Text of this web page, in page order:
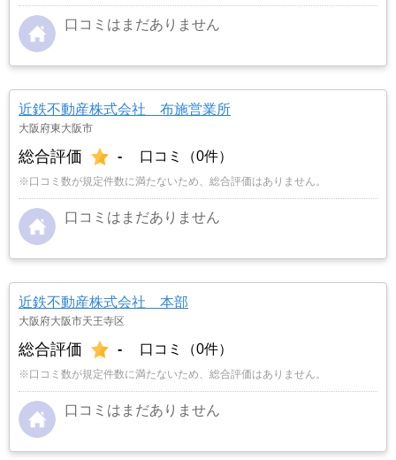
口コミはまだありません
近鉄不動産株式会社 布施営業所
大阪府東大阪市
総合評価 - 口コミ（0件）
※口コミ数が規定件数に満たないため、総合評価はありません。
口コミはまだありません
近鉄不動産株式会社 本部
大阪府大阪市天王寺区
総合評価 - 口コミ（0件）
※口コミ数が規定件数に満たないため、総合評価はありません。
口コミはまだありません